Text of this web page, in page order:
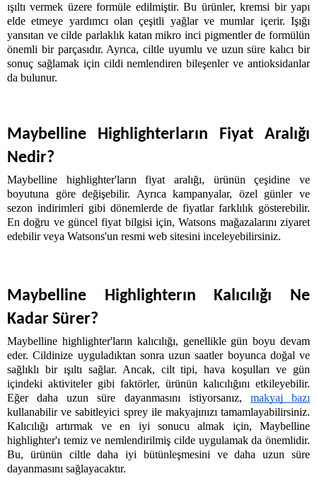
ışıltı vermek üzere formüle edilmiştir. Bu ürünler, kremsi bir yapı
elde etmeye yardımcı olan çeşitli yağlar ve mumlar içerir. Işığı
yansıtan ve cilde parlaklık katan mikro inci pigmentler de formülün
önemli bir parçasıdır. Ayrıca, ciltle uyumlu ve uzun süre kalıcı bir
sonuç sağlamak için cildi nemlendiren bileşenler ve antioksidanlar
da bulunur.
Maybelline Highlighterların Fiyat Aralığı
Nedir?
Maybelline highlighter'ların fiyat aralığı, ürünün çeşidine ve
boyutuna göre değişebilir. Ayrıca kampanyalar, özel günler ve
sezon indirimleri gibi dönemlerde de fiyatlar farklılık gösterebilir.
En doğru ve güncel fiyat bilgisi için, Watsons mağazalarını ziyaret
edebilir veya Watsons'un resmi web sitesini inceleyebilirsiniz.
Maybelline Highlighterın Kalıcılığı Ne
Kadar Sürer?
Maybelline highlighter'ların kalıcılığı, genellikle gün boyu devam
eder. Cildinize uyguladıktan sonra uzun saatler boyunca doğal ve
sağlıklı bir ışıltı sağlar. Ancak, cilt tipi, hava koşulları ve gün
içindeki aktiviteler gibi faktörler, ürünün kalıcılığını etkileyebilir.
Eğer daha uzun süre dayanmasını istiyorsanız, makyaj bazı
kullanabilir ve sabitleyici sprey ile makyajınızı tamamlayabilirsiniz.
Kalıcılığı artırmak ve en iyi sonucu almak için, Maybelline
highlighter'ı temiz ve nemlendirilmiş cilde uygulamak da önemlidir.
Bu, ürünün ciltle daha iyi bütünleşmesini ve daha uzun süre
dayanmasını sağlayacaktır.